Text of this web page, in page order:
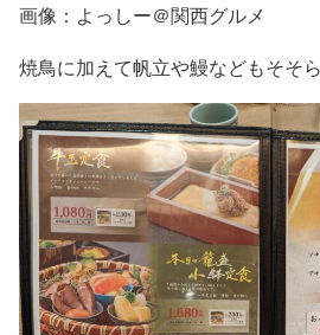
画像：よっしー＠関西グルメ
焼鳥に加えて帆立や鰻などもそそら